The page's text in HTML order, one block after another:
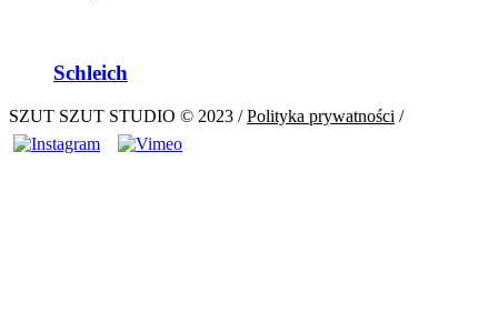
Schleich
SZUT SZUT STUDIO © 2023 /Polityka prywatności /